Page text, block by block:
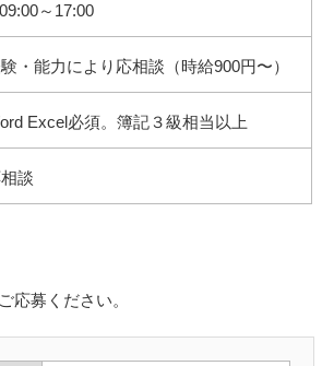
～17:00
・能力により応相談（時給900円〜）
Excel必須。簿記３級相当以上
談
応募ください。